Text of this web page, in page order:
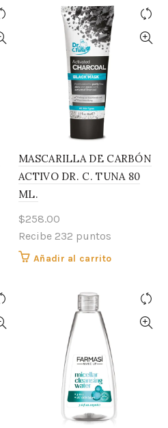
MASCARILLA DE CARBÓN
ACTIVO DR. C. TUNA 80
ML.
$258.00
Recibe 232 puntos
Añadir al carrito